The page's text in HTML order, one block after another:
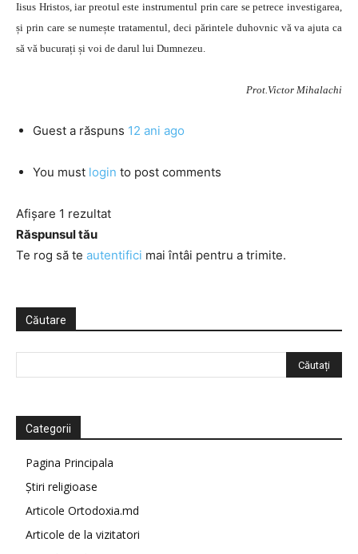
Iisus Hristos, iar preotul este instrumentul prin care se petrece investigarea,
și prin care se numește tratamentul, deci părintele duhovnic vă va ajuta ca
să vă bucurați și voi de darul lui Dumnezeu.
Prot.Victor Mihalachi
Guest a răspuns 12 ani ago
You must login to post comments
Afișare 1 rezultat
Răspunsul tău
Te rog să te autentifici mai întâi pentru a trimite.
Căutare
Categorii
Pagina Principala
Știri religioase
Articole Ortodoxia.md
Articole de la vizitatori